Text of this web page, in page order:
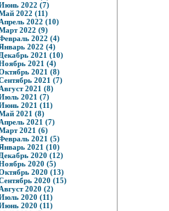
2022 (7)
2022 (11)
Апрель 2022 (10)
2022 (9)
2022 (4)
Январь 2022 (4)
Декабрь 2021 (10)
2021 (4)
2021 (8)
2021 (7)
Август 2021 (8)
2021 (7)
2021 (11)
2021 (8)
Апрель 2021 (7)
2021 (6)
2021 (5)
Январь 2021 (10)
Декабрь 2020 (12)
2020 (5)
2020 (13)
2020 (15)
Август 2020 (2)
2020 (11)
2020 (11)